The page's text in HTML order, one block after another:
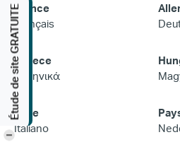
France
Français
Greece
Ελληνικά
Italie
Italiano
Étude de site GRATUITE
-